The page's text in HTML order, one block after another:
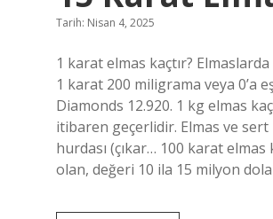
Tarih: Nisan 4, 2025
1 karat elmas kaçtır? Elmaslarda
1 karat 200 miligrama veya 0’a
Diamonds 12.920. 1 kg elmas
itibaren geçerlidir. Elmas ve sert
hurdası (çıkar… 100 karat elmas
olan, değeri 10 ila 15 milyon